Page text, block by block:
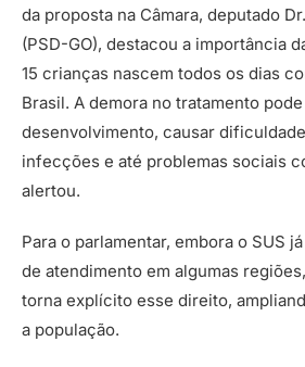
da proposta na Câmara, deputado
(PSD-GO), destacou a importância
15 crianças nascem todos os dias
Brasil. A demora no tratamento
desenvolvimento, causar
infecções e até problemas sociais
alertou.
Para o parlamentar, embora o SUS
de atendimento em algumas
torna explícito esse direito,
a população.